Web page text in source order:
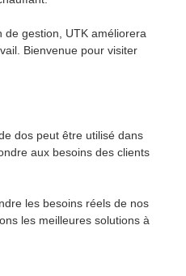
de gestion, UTK améliorera
Bienvenue pour visiter
dos peut être utilisé dans
aux besoins des clients
les besoins réels de nos
les meilleures solutions à